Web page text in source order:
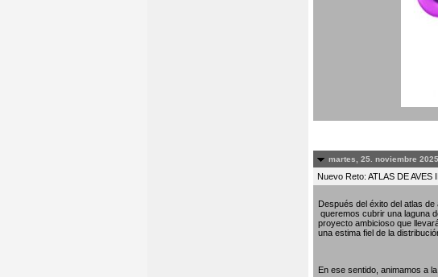
martes, 25. noviembre 2025
Nuevo Reto: ATLAS DE AVES
Después del éxito del atlas
queremos cubrir una laguna
proyecto ambicioso que
una estima fiel de la
En ese sentido, animamos a